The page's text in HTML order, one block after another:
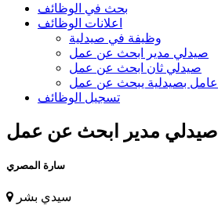
بحث في الوظائف
اعلانات الوظائف
وظيفة في صيدلية
صيدلي مدير ابحث عن عمل
صيدلي ثان ابحث عن عمل
عامل بصيدلية يبحث عن عمل
تسجيل الوظائف
صيدلي مدير ابحث عن عمل
سارة المصري
سيدي بشر